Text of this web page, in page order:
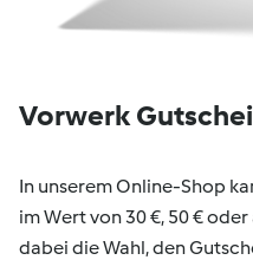
Vorwerk
In unserem Online-Shop
im Wert von 30 €, 50 €
dabei die Wahl, den